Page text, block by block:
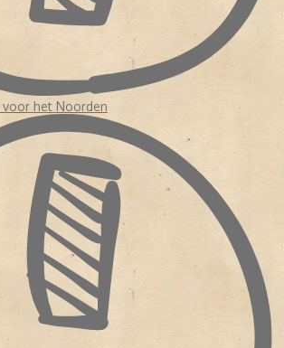
het Noorden